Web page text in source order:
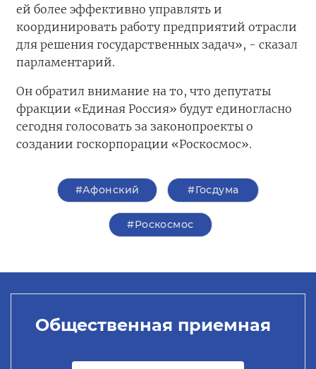
ей более эффективно управлять и
координировать работу предприятий отрасли
для решения государственных задач», - сказал
парламентарий.
Он обратил внимание на то, что депутаты
фракции «Единая Россия» будут единогласно
сегодня голосовать за законопроекты о
создании госкорпорации «Роскосмос».
#Афонский #Госдума
#Роскосмос
Общественная приемная